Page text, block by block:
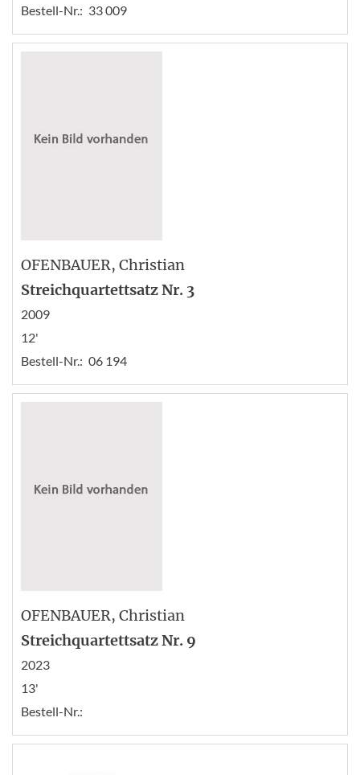
Bestell-Nr.: 33 009
OFENBAUER, Christian
Streichquartettsatz Nr. 3
2009
12'
Bestell-Nr.: 06 194
OFENBAUER, Christian
Streichquartettsatz Nr. 9
2023
13'
Bestell-Nr.: